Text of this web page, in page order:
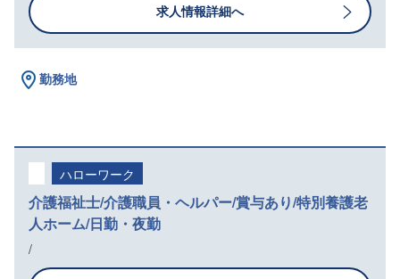
求人情報詳細へ
勤務地
ハローワーク
介護福祉士/介護職員・ヘルパー/賞与あり/特別養護老
人ホーム/日勤・夜勤
/